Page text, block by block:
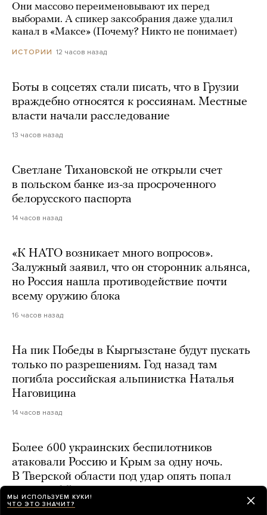
Они массово переименовывают их перед
выборами. А спикер заксобрания даже удалил
канал в «Максе» (Почему? Никто не понимает)
ИСТОРИИ 12 часов назад
Боты в соцсетях стали писать, что в Грузии
враждебно относятся к россиянам. Местные
власти начали расследование
13 часов назад
Светлане Тихановской не открыли счет
в польском банке из-за просроченного
белорусского паспорта
14 часов назад
«К НАТО возникает много вопросов».
Залужный заявил, что он сторонник альянса,
но Россия нашла противодействие почти
всему оружию блока
16 часов назад
На пик Победы в Кыргызстане будут пускать
только по разрешениям. Год назад там
погибла российская альпинистка Наталья
Наговицина
14 часов назад
Более 600 украинских беспилотников
атаковали Россию и Крым за одну ночь.
В Тверской области под удар опять попал
17 часов назад
МЫ ИСПОЛЬЗУЕМ КУКИ!
ЧТО ЭТО ЗНАЧИТ?